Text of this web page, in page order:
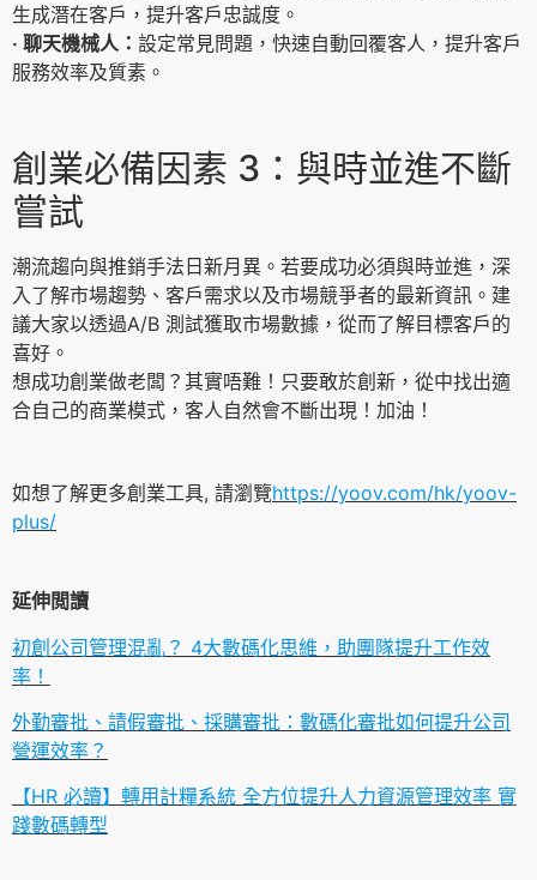
生成潛在客戶，提升客戶忠誠度。
‧ 聊天機械人： 設定常見問題，快速自動回覆客人，提升客戶
服務效率及質素。
創業必備因素 3：與時並進不斷
嘗試
潮流趨向與推銷手法日新月異。若要成功必須與時並進，深
入了解市場趨勢、客戶需求以及市場競爭者的最新資訊。建
議大家以透過A/B 測試獲取市場數據，從而了解目標客戶的
喜好。
想成功創業做老闆？其實唔難！只要敢於創新，從中找出適
合自己的商業模式，客人自然會不斷出現！加油！
如想了解更多創業工具, 請瀏覽https://yoov.com/hk/yoov-
plus/
延伸閲讀
初創公司管理混亂？ 4大數碼化思維，助團隊提升工作效
率！
外勤審批、請假審批、採購審批：數碼化審批如何提升公司
營運效率？
【HR 必讀】轉用計糧系統 全方位提升人力資源管理效率 實
踐數碼轉型